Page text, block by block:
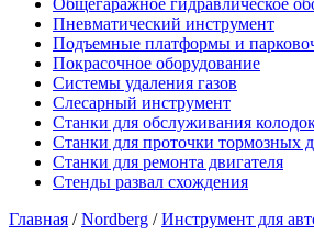
Общегаражное гидравлическое
Пневматический инструмент
Подъемные платформы и
Покрасочное оборудование
Системы удаления газов
Слесарный инструмент
Станки для обслуживания
Станки для проточки тормозных
Станки для ремонта двигателя
Стенды развал схождения
Главная /Nordberg /Инструмент для